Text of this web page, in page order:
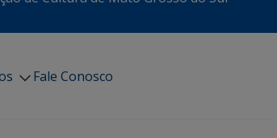
Fale Conosco